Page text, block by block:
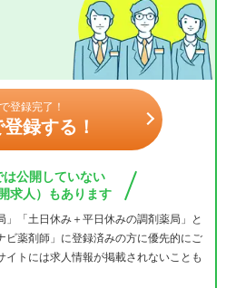
登録完了！
録する！
は公開していない
求人）もあります
」「土日休み＋平日休みの調剤薬局」と
ビ薬剤師」に登録済みの方に優先的にご
トには求人情報が掲載されないことも